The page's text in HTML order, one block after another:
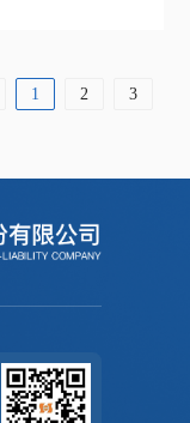
1 2
3